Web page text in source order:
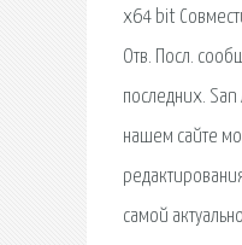
х64 bit
Отв. Посл.
последних.
нашем сайте
самой